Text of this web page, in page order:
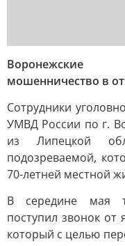
Воронежские
мошенничество в
Сотрудники
УМВД России по г.
из Липецкой
подозреваемой,
70-летней местной
В середине мая
поступил звонок от
который с целью